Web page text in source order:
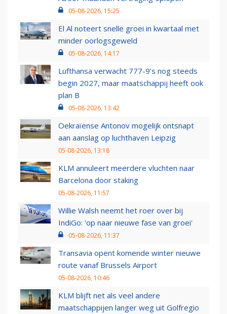
05-08-2026, 15:25
El Al noteert snelle groei in kwartaal met
minder oorlogsgeweld
05-08-2026, 14:17
Lufthansa verwacht 777-9’s nog steeds
begin 2027, maar maatschappij heeft ook
plan B
05-08-2026, 13:42
Oekraïense Antonov mogelijk ontsnapt
aan aanslag op luchthaven Leipzig
05-08-2026, 13:18
KLM annuleert meerdere vluchten naar
Barcelona door staking
05-08-2026, 11:57
Willie Walsh neemt het roer over bij
IndiGo: 'op naar nieuwe fase van groei'
05-08-2026, 11:37
Transavia opent komende winter nieuwe
route vanaf Brussels Airport
05-08-2026, 10:46
KLM blijft net als veel andere
maatschappijen langer weg uit Golfregio